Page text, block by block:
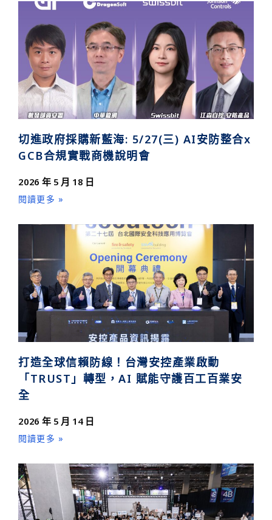
切進政府採購新藍海: 5/27(三) AI安防整合x
GCB合規實戰商機說明會
2026 年 5 月 18 日
閱讀更多 »
打造全球信賴防線！台灣安控產業啟動
「TRUST」轉型，AI 賦能守護百工百業安
全
2026 年 5 月 14 日
閱讀更多 »